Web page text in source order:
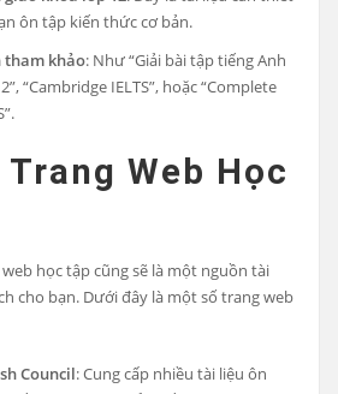
ôn tập kiến thức cơ bản.
tham khảo: Như “Giải bài tập tiếng Anh
“Cambridge IELTS”, hoặc “Complete
Trang Web Học
web học tập cũng sẽ là một nguồn tài
cho bạn. Dưới đây là một số trang web
Council: Cung cấp nhiều tài liệu ôn